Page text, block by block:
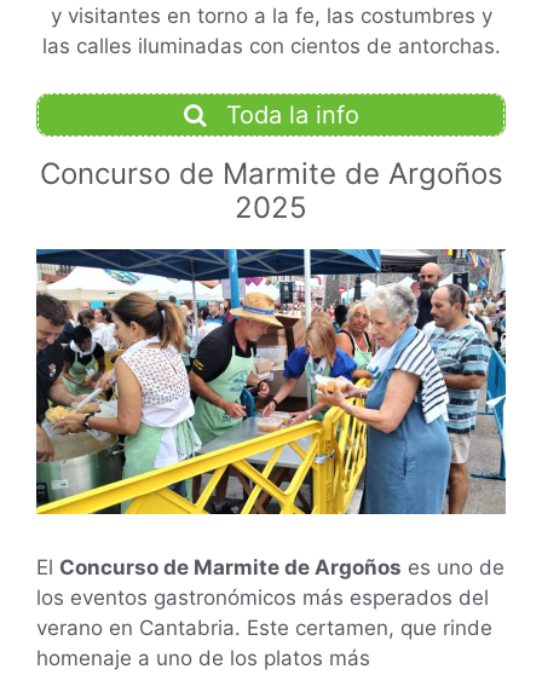
y visitantes en torno a la fe, las costumbres y
las calles iluminadas con cientos de antorchas.
Toda la info
Concurso de Marmite de Argoños
2025
El Concurso de Marmite de Argoños es uno de
los eventos gastronómicos más esperados del
verano en Cantabria. Este certamen, que rinde
homenaje a uno de los platos más